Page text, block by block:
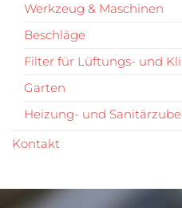
Werkzeug & Maschinen
Beschläge
Filter für Lüftungs- und
Garten
Heizung- und
Kontakt